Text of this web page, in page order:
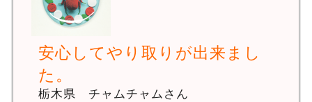
安心してやり取りが出来まし
た。
栃木県 チャムチャムさん